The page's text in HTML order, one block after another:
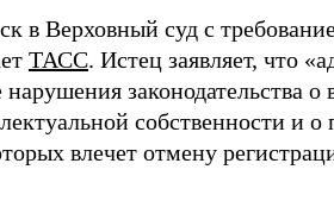
в Верховный суд с
ТАСС. Истец заявляет, что
законодательства о
собственности и о
влечет отмену